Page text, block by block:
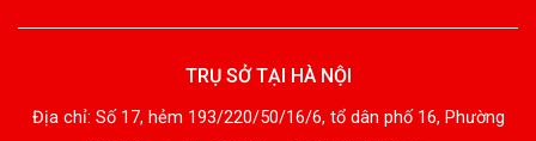
TRỤ SỞ TẠI HÀ NỘI
Địa chỉ: Số 17, hẻm 193/220/50/16/6, tổ dân phố 16, Phường